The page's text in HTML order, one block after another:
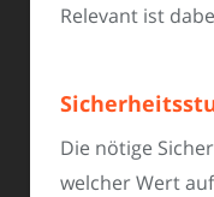
Relevant ist
Die nötige
welcher Wert